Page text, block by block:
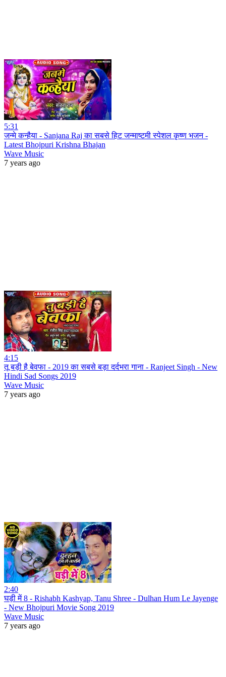
5:31
जन्मे कन्हैया - Sanjana Raj का सबसे हिट जन्माष्टमी स्पेशल कृष्ण भजन -
Latest Bhojpuri Krishna Bhajan
Wave Music
7 years ago
4:15
तू बड़ी है बेवफा - 2019 का सबसे बड़ा दर्दभरा गाना - Ranjeet Singh - New
Hindi Sad Songs 2019
Wave Music
7 years ago
2:40
घड़ी में 8 - Rishabh Kashyap, Tanu Shree - Dulhan Hum Le Jayenge
- New Bhojpuri Movie Song 2019
Wave Music
7 years ago